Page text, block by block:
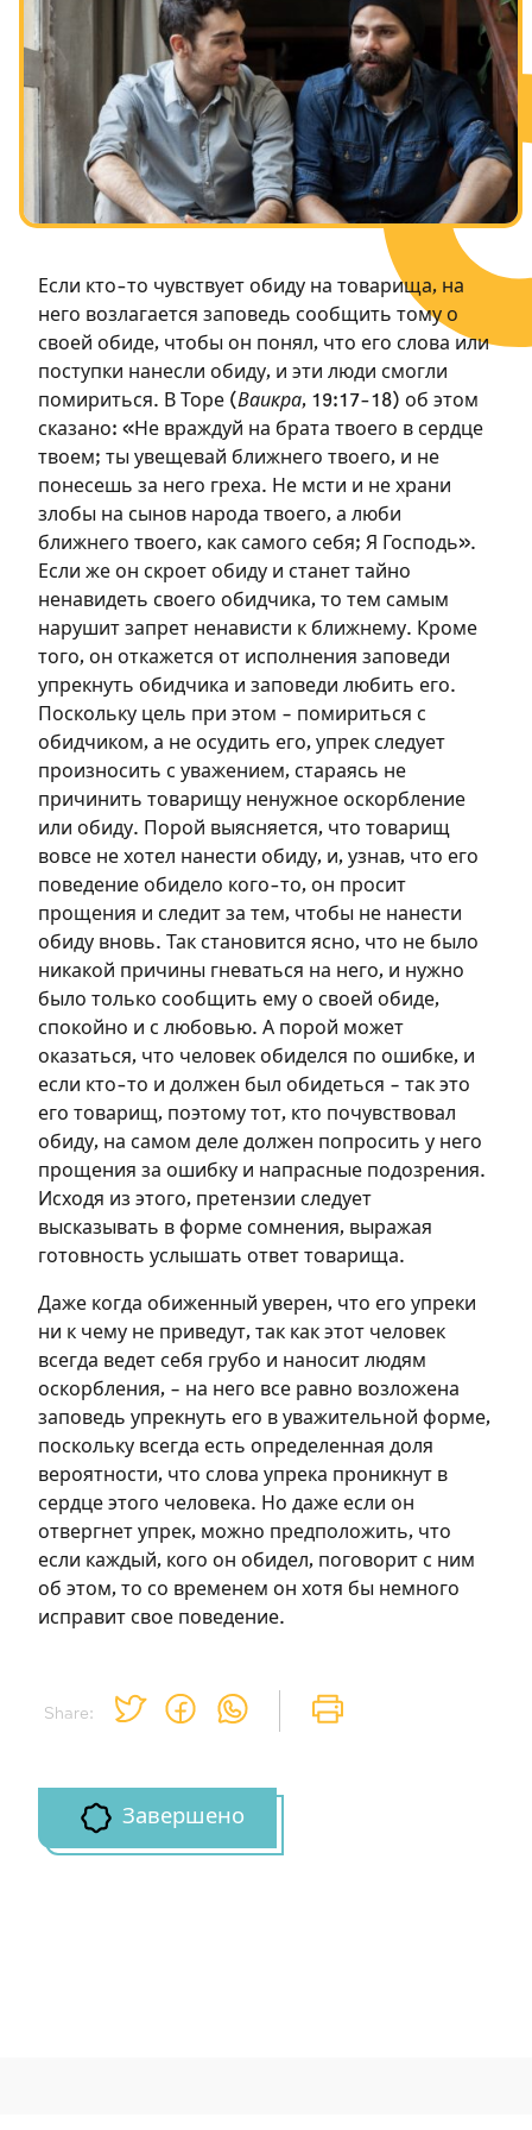
Посты в память о разрушенном Храме
Ханука
Пурим
Share:
Если кто-то чувствует обиду на товарища, на
него возлагается заповедь сообщить тому о
своей обиде, чтобы он понял, что его слова или
поступки нанесли обиду, и эти люди смогли
помириться. В Торе (Ваикра, 19:17-18) об этом
сказано: «Не враждуй на брата твоего в сердце
твоем; ты увещевай ближнего твоего, и не
понесешь за него греха. Не мсти и не храни
злобы на сынов народа твоего, а люби
ближнего твоего, как самого себя; Я Господь».
Если же он скроет обиду и станет тайно
ненавидеть своего обидчика, то тем самым
нарушит запрет ненависти к ближнему. Кроме
того, он откажется от исполнения заповеди
упрекнуть обидчика и заповеди любить его.
Поскольку цель при этом – помириться с
обидчиком, а не осудить его, упрек следует
произносить с уважением, стараясь не
причинить товарищу ненужное оскорбление
или обиду. Порой выясняется, что товарищ
вовсе не хотел нанести обиду, и, узнав, что его
поведение обидело кого-то, он просит
прощения и следит за тем, чтобы не нанести
обиду вновь. Так становится ясно, что не было
никакой причины гневаться на него, и нужно
было только сообщить ему о своей обиде,
спокойно и с любовью. А порой может
оказаться, что человек обиделся по ошибке, и
если кто-то и должен был обидеться – так это
его товарищ, поэтому тот, кто почувствовал
обиду, на самом деле должен попросить у него
прощения за ошибку и напрасные подозрения.
Исходя из этого, претензии следует
высказывать в форме сомнения, выражая
готовность услышать ответ товарища.
Даже когда обиженный уверен, что его упреки
ни к чему не приведут, так как этот человек
всегда ведет себя грубо и наносит людям
оскорбления, – на него все равно возложена
заповедь упрекнуть его в уважительной форме,
поскольку всегда есть определенная доля
вероятности, что слова упрека проникнут в
сердце этого человека. Но даже если он
отвергнет упрек, можно предположить, что
если каждый, кого он обидел, поговорит с ним
об этом, то со временем он хотя бы немного
исправит свое поведение.
Завершено
Зарегистрироваться
на сайте
Чтобы делать пометки на сайте,
необходимо зарегистрироваться.
Подписаться Войти